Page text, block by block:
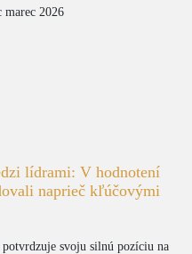
marec 2026
lídrami: V hodnotení
naprieč kľúčovými
svoju silnú pozíciu na